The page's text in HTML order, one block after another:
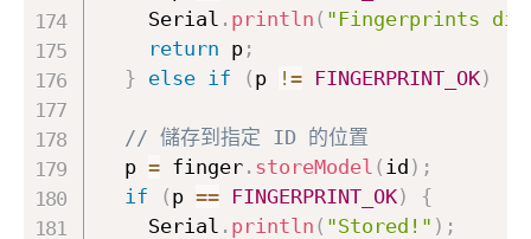
    Serial
. println ( "Fingerprints did
return p;
} else if ( p != FINGERPRINT_OK)
// 儲存到指定 ID 的位置
  p
= finger. storeModel ( id ) ;
if
( p == FINGERPRINT_OK)
{
    Serial
. println ( "Stored!" ) ;